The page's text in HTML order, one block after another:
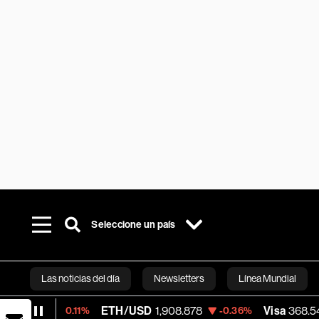
Seleccione un país
Las noticias del día Newsletters Línea Mundial
Bloomberg
ETH/USD 1,908.878 -0.36% Visa 368.54 -